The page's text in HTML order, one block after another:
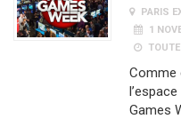
PARIS
1
Comme
Games